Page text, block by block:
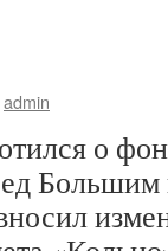
admin
о
Большим